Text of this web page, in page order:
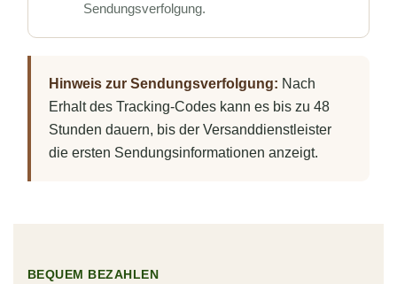
Sendungsverfolgung.
Hinweis zur Sendungsverfolgung: Nach
Erhalt des Tracking-Codes kann es bis zu 48
Stunden dauern, bis der Versanddienstleister
die ersten Sendungsinformationen anzeigt.
BEQUEM BEZAHLEN